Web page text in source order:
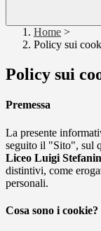
Home >
Policy sui
Policy sui
Premessa
La presente
seguito il "Sito", sul
Liceo Luigi
distintivi, come
personali.
Cosa sono i cookie?